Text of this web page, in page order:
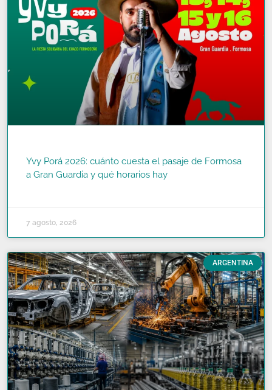
Yvy Porá 2026: cuánto cuesta el pasaje de Formosa
a Gran Guardia y qué horarios hay
7 agosto, 2026
ARGENTINA